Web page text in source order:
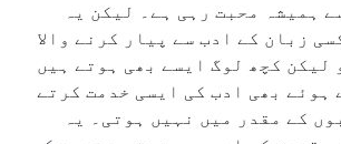
ہمیشہ محبت رہی ہے۔ لیکن یہ
زبان کے ادب سے پیار کرنے والا
لیکن کچھ لوگ ایسے بھی ہوتے ہیں
ہوئے بھی ادب کی ایسی خدمت کرتے
کے مقدر میں نہیں ہوتی۔ یہ